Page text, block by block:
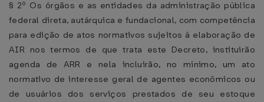
§ 2º Os órgãos e as entidades da administração pública
federal direta, autárquica e fundacional, com competência
para edição de atos normativos sujeitos à elaboração de
AIR nos termos de que trata este Decreto, instituirão
agenda de ARR e nela incluirão, no mínimo, um ato
normativo de interesse geral de agentes econômicos ou
de usuários dos serviços prestados de seu estoque